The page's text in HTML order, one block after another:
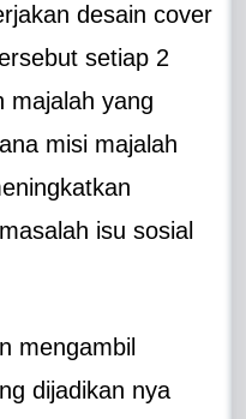
desain cover
setiap 2
majalah yang
misi majalah
isu sosial
mengambil
dijadikan nya